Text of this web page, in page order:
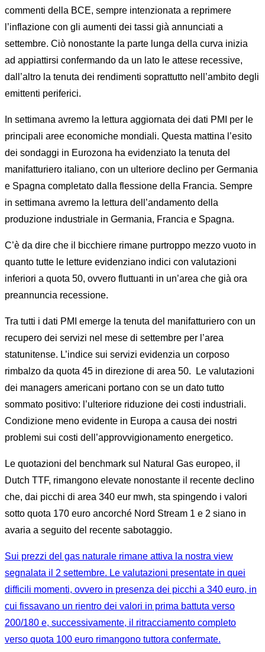
commenti della BCE, sempre intenzionata a reprimere
l’inflazione con gli aumenti dei tassi già annunciati a
settembre. Ciò nonostante la parte lunga della curva inizia
ad appiattirsi confermando da un lato le attese recessive,
dall’altro la tenuta dei rendimenti soprattutto nell’ambito degli
emittenti periferici.
In settimana avremo la lettura aggiornata dei dati PMI per le
principali aree economiche mondiali. Questa mattina l’esito
dei sondaggi in Eurozona ha evidenziato la tenuta del
manifatturiero italiano, con un ulteriore declino per Germania
e Spagna completato dalla flessione della Francia. Sempre
in settimana avremo la lettura dell’andamento della
produzione industriale in Germania, Francia e Spagna.
C’è da dire che il bicchiere rimane purtroppo mezzo vuoto in
quanto tutte le letture evidenziano indici con valutazioni
inferiori a quota 50, ovvero fluttuanti in un’area che già ora
preannuncia recessione.
Tra tutti i dati PMI emerge la tenuta del manifatturiero con un
recupero dei servizi nel mese di settembre per l’area
statunitense. L’indice sui servizi evidenzia un corposo
rimbalzo da quota 45 in direzione di area 50. Le valutazioni
dei managers americani portano con se un dato tutto
sommato positivo: l’ulteriore riduzione dei costi industriali.
Condizione meno evidente in Europa a causa dei nostri
problemi sui costi dell’approvvigionamento energetico.
Le quotazioni del benchmark sul Natural Gas europeo, il
Dutch TTF, rimangono elevate nonostante il recente declino
che, dai picchi di area 340 eur mwh, sta spingendo i valori
sotto quota 170 euro ancorché Nord Stream 1 e 2 siano in
avaria a seguito del recente sabotaggio.
Sui prezzi del gas naturale rimane attiva la nostra view
segnalata il 2 settembre. Le valutazioni presentate in quei
difficili momenti, ovvero in presenza dei picchi a 340 euro, in
cui fissavano un rientro dei valori in prima battuta verso
200/180 e, successivamente, il ritracciamento completo
verso quota 100 euro rimangono tuttora confermate.